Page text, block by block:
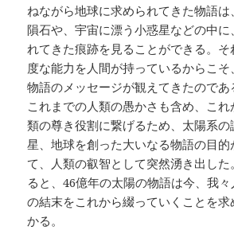
ねながら地球に求められてきた物語は
隕石や、宇宙に漂う小惑星などの中に
れてきた痕跡を見ることができる。
度な能力を人間が持っているからこ
物語のメッセージが観えてきたのであ
これまでの人類の愚かさも含め、これ
類の尊き役割に繋げるため、太陽系
星、地球を創った大いなる物語の目
て、人類の叡智として突然湧き出した
ると、46億年の太陽の物語は今、我
の結末をこれから綴っていくことを
かる。